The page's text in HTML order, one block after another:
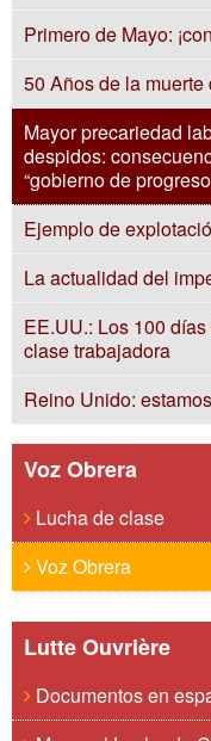
Primero de Mayo:
50 Años de la muerte
Mayor precariedad
despidos:
“gobierno de
Ejemplo de
La actualidad del
EE.UU.: Los 100
clase trabajadora
Reino Unido:
Voz Obrera
Lucha de clase
Voz Obrera
Lutte Ouvrière
Documentos en